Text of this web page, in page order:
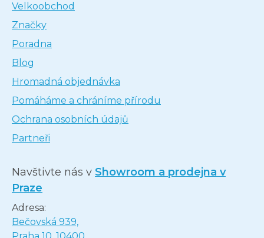
Velkoobchod
Značky
Poradna
Blog
Hromadná objednávka
Pomáháme a chráníme přírodu
Ochrana osobních údajů
Partneři
Navštivte nás v Showroom a prodejna v
Praze
Adresa:
Bečovská 939,